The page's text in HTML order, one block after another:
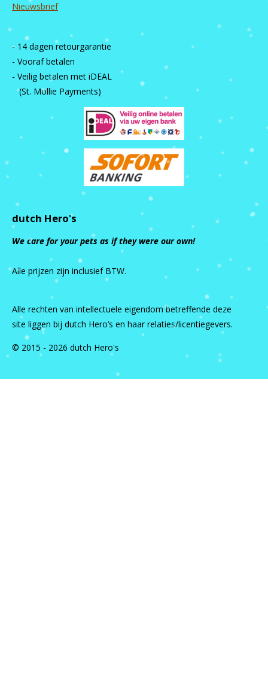
Nieuwsbrief
- 14 dagen retourgarantie
- Vooraf betalen
- Veilig betalen met iDEAL
(St. Mollie Payments)
dutch Hero's
We care for your pets as if they were our own!
Alle prijzen zijn inclusief BTW.
Alle rechten van intellectuele eigendom betreffende deze
site liggen bij dutch Hero’s en haar relaties/licentiegevers.
© 2015 - 2026 dutch Hero's